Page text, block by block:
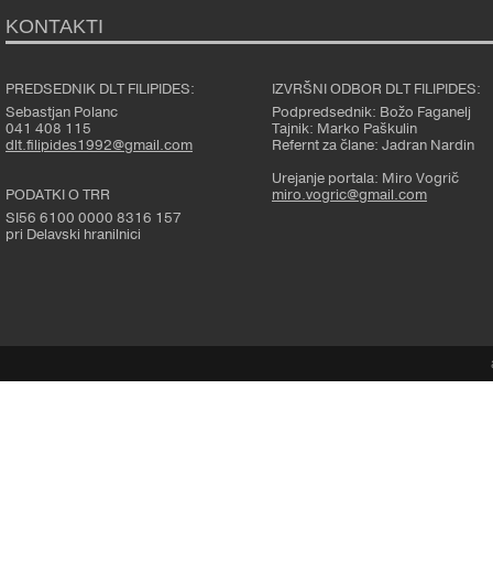
KONTAKTI
PREDSEDNIK DLT FILIPIDES:
Sebastjan Polanc
041 408 115
dlt.filipides1992@gmail.com
PODATKI O TRR
SI56 6100 0000 8316 157
pri Delavski hranilnici
IZVRŠNI ODBOR DLT FILIPIDES:
Podpredsednik: Božo Faganelj
Tajnik: Marko Paškulin
Refernt za člane: Jadran Nardin
Urejanje portala: Miro Vogrič
miro.vogric@gmail.com